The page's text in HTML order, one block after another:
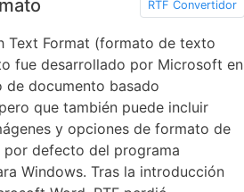
RTF Convertidor
Text Format (formato de texto
fue desarrollado por Microsoft en
documento basado
que también puede incluir
y opciones de formato de
defecto del programa
Windows. Tras la introducción